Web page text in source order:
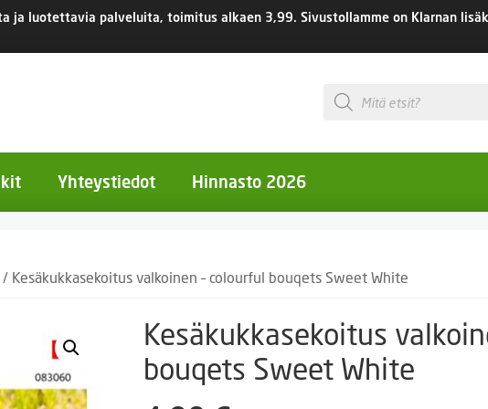
ja luotettavia palveluita, toimitus alkaen 3,99. Sivustollamme on Klarnan
Products
search
Yhteystiedot Hinnasto 2026
/ Kesäkukkasekoitus valkoinen – colourful bouqets Sweet White
Kesäkukkasekoitus
bouqets Sweet White